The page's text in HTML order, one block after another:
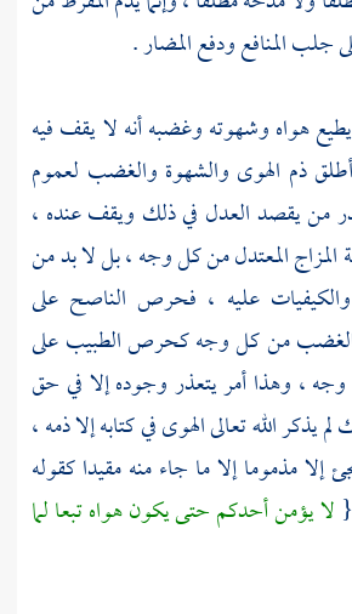
جلب المنافع ودفع المضار .
هواه وشهوته وغضبه أنه لا يقف فيه
ذم الهوى والشهوة والغضب لعموم
من يقصد العدل في ذلك ويقف عنده ،
المزاج المعتدل من كل وجه ، بل لا بد من
عليه ، فحرص الناصح على
من كل وجه كحرص الطبيب على
، وهذا أمر يتعذر وجوده إلا في حق
يذكر الله تعالى الهوى في كتابه إلا ذمه ،
إلا مذموما إلا ما جاء منه مقيدا كقوله
لا يؤمن أحدكم حتى يكون هواه تبعا لما